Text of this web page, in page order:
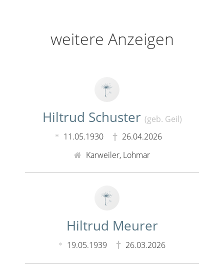
weitere Anzeigen
Hiltrud Schuster (geb. Geil)
11.05.1930
26.04.2026
Karweiler, Lohmar
Hiltrud Meurer
19.05.1939 26.03.2026